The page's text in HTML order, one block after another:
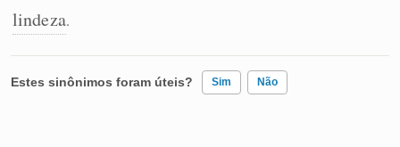
lindeza.
Estes sinônimos foram úteis? Sim Não